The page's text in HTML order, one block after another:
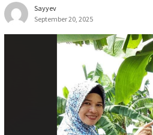
Sayyev
September 20, 2025